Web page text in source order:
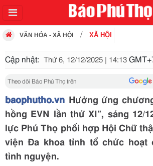
VĂN HÓA - XÃ HỘI XÃ HỘI
Cập nhật: Thứ 6, 12/12/2025 | 14:13
Theo dõi Báo Phú Thọ trên
baophutho.vn Hưởng ứng
hồng EVN lần thứ XI”, sáng 12/
lực Phú Thọ phối hợp Hội Chữ
viện Đa khoa tỉnh tổ chức hoạt
tình nguyện.